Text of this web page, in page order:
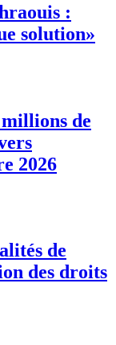
:
solution»
de
2026
de
des droits